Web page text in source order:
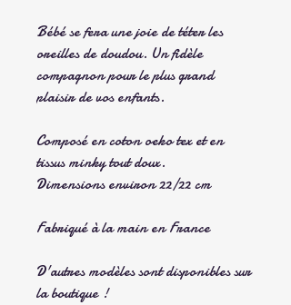
Bébé se fera une joie de téter les
oreilles de doudou. Un fidèle
compagnon pour le plus grand
plaisir de vos enfants.
Composé en coton oeko tex et en
tissus minky tout doux.
Dimensions environ 22/22 cm
Fabriqué à la main en France
D'autres modèles sont disponibles sur
la boutique !